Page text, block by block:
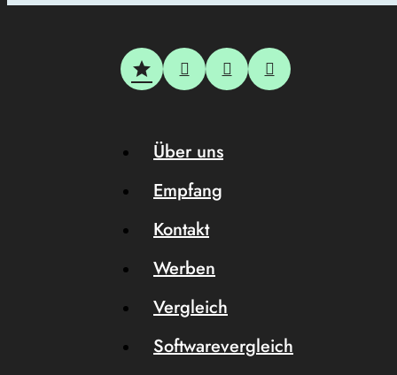
Über uns
Empfang
Kontakt
Werben
Vergleich
Softwarevergleich